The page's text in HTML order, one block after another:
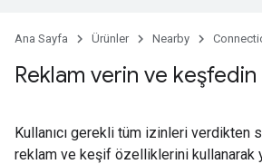
Ana Sayfa Ürünler Nearby
Reklam verin ve keşfedin
Kullanıcı gerekli tüm izinleri verdikten
reklam ve keşif özelliklerini kullanarak